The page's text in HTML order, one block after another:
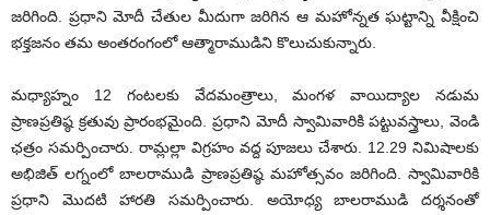
జరిగింది. ప్రధాని మోదీ చేతుల మీదుగా జరిగిన ఆ మహోన్నత ఘట్టాన్ని వీక్షించి
భక్తజనం తమ అంతరంగంలో ఆత్మారాముడిని కొలుచుకున్నారు.
మధ్యాహ్నం 12 గంటలకు వేదమంత్రాలు, మంగళ వాయిద్యాల నడుమ
ప్రాణప్రతిష్ఠ క్రతువు ప్రారంభమైంది. ప్రధాని మోదీ స్వామివారికి పట్టువస్త్రాలు, వెండి
ఛత్రం సమర్పించారు. రామ్లల్లా విగ్రహం వద్ద పూజలు చేశారు. 12.29 నిమిషాలకు
అభిజిత్ లగ్నంలో బాలరాముడి ప్రాణప్రతిష్ఠ మహోత్సవం జరిగింది. స్వామివారికి
ప్రధాని మొదటి హారతి సమర్పించారు. అయోధ్య బాలరాముడి దర్శనంతో